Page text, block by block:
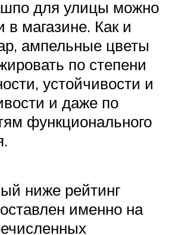
для улицы можно
в магазине. Как и
ампельные цветы
по степени
устойчивости и
и даже по
функционального
ниже рейтинг
именно на